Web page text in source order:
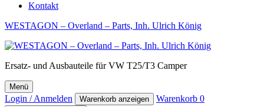
Kontakt
WESTAGON – Overland – Parts, Inh. Ulrich König
Ersatz- und Ausbauteile für VW T25/T3 Camper
Menü
Login / Anmelden Warenkorb anzeigen Warenkorb 0